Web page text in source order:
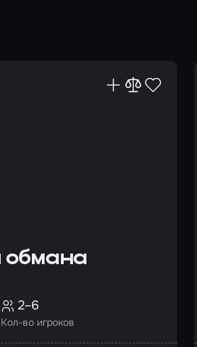
Кол-во игроков
2–6